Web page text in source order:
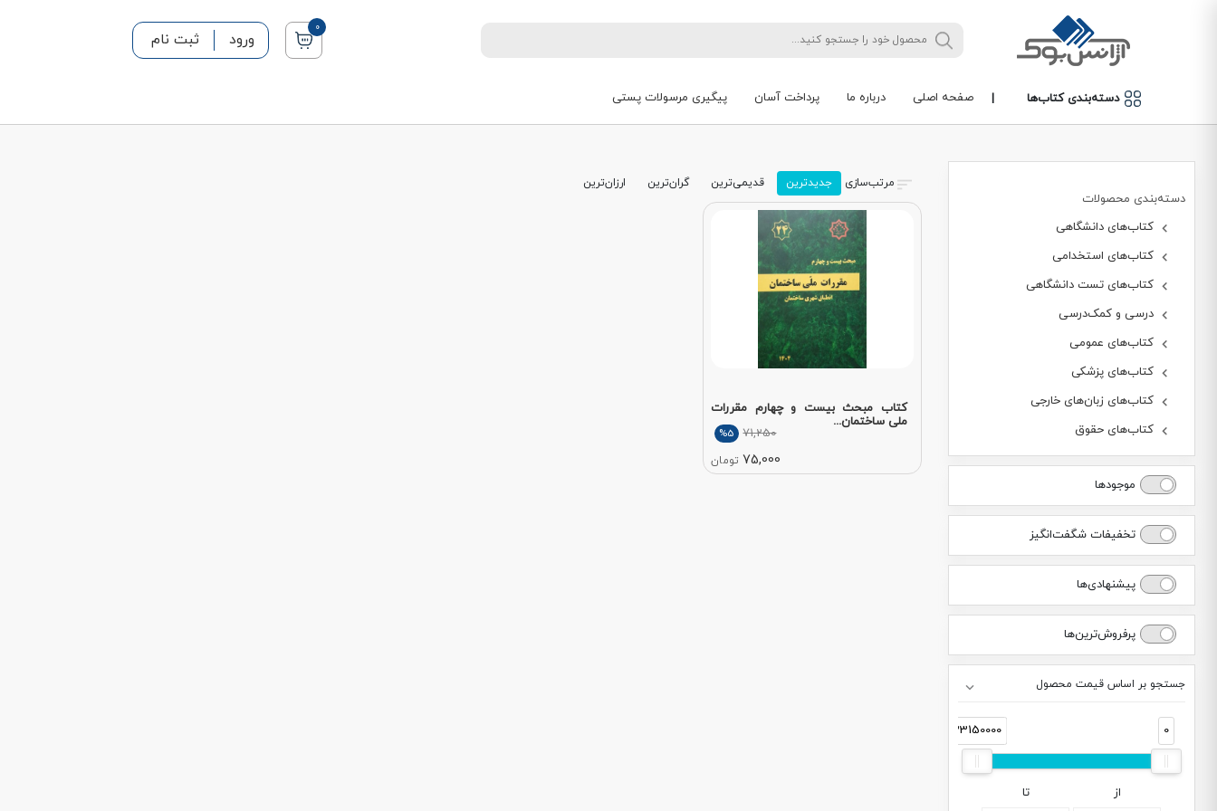
0
ورود ثبت نام
دسته‌بندی کتاب‌ها | صفحه اصلی درباره ما پرداخت آسان پیگیری مرسولات پستی
دسته‌بندی محصولات
کتاب‌های دانشگاهی
کتاب‌های استخدامی
کتاب‌های تست دانشگاهی
درسی و کمک‌درسی
کتاب‌های عمومی
کتاب‌های پزشکی
کتاب‌های زبان‌های خارجی
کتاب‌های حقوق
موجودها
تخفیفات شگفت‌انگیز
پیشنهادی‌ها
پرفروش‌ترین‌ها
جستجو بر اساس قیمت محصول
0
33150000
از تا
مرتب‌سازی جدیدترین قدیمی‌ترین گران‌ترین ارزان‌ترین
کتاب مبحث بیست و چهارم مقررات
ملی ساختمان...
71,250
%5
75,000 تومان